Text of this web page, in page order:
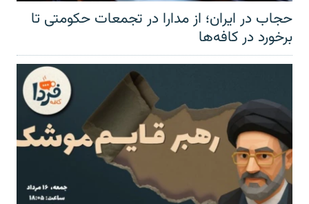
حجاب در ایران؛ از مدارا در تجمعات حکومتی تا
برخورد در کافه‌ها